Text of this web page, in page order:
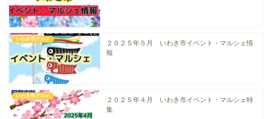
いわき市グルメ
２０２５年５月 いわき市イベント・マルシェ情
報
いわき市グルメ
２０２５年４月 いわき市イベント・マルシェ特
集
平・小川・四倉方面